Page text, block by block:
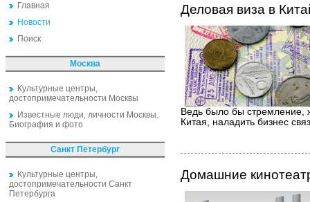
Главная
Новости
Поиск
Москва
Культурные центры,
достопримечательности Москвы
Известные люди, личности Москвы.
Биография и фото
Санкт Петербург
Культурные центры,
достопримечательности Санкт
Петербурга
Деловая виза в
Ведь было бы стремление,
Китая, наладить бизнес
Домашние